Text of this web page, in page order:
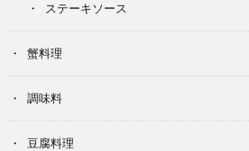
ステーキソース
蟹料理
調味料
豆腐料理